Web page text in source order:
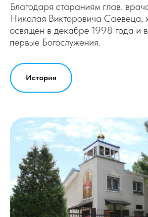
Благодаря стараниям глав.
Николая Викторовича Саевеца,
освящен в декабре 1998 года и
первые Богослужения.
История